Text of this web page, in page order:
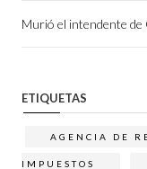
Murió el intendente de
ETIQUETAS
AGENCIA DE
IMPUESTOS